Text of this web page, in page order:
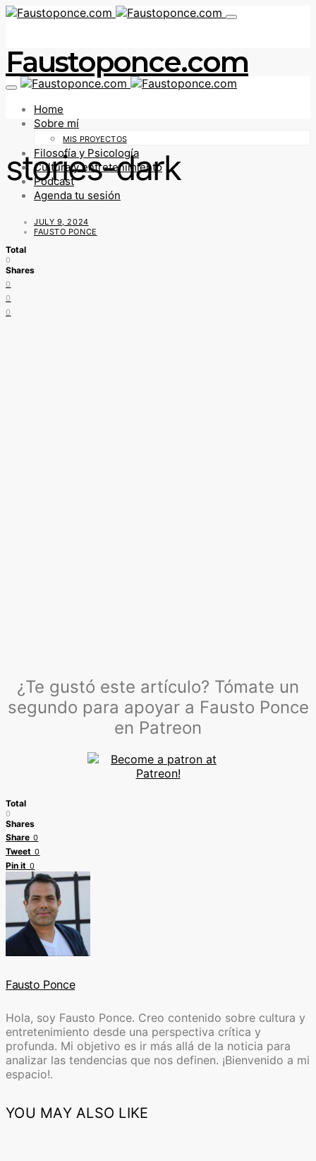
Faustoponce.com
Home
Sobre mí
MIS PROYECTOS
Filosofía y Psicología
Cultura y entretenimiento
Podcast
Agenda tu sesión
stories-dark
JULY 9, 2024
FAUSTO PONCE
Total
0
Shares
0
0
0
¿Te gustó este artículo? Tómate un
segundo para apoyar a Fausto Ponce
en Patreon
Total
0
Shares
Share 0
Tweet 0
Pin it 0
Fausto Ponce
Hola, soy Fausto Ponce. Creo contenido sobre cultura y
entretenimiento desde una perspectiva crítica y
profunda. Mi objetivo es ir más allá de la noticia para
analizar las tendencias que nos definen. ¡Bienvenido a mi
espacio!.
YOU MAY ALSO LIKE